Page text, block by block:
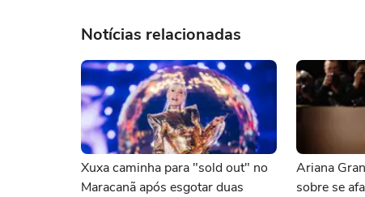
Notícias relacionadas
Xuxa caminha para "sold out" no
Maracanã após esgotar duas
Ariana
sobre se